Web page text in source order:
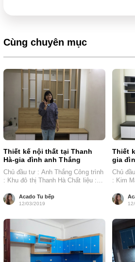
Cùng chuyên mục
Thiết kế nội thất tại Thanh
Hà-gia đình anh Thắng
Chủ đầu tư : Anh Thắng Công trình
: Khu đô thị Thanh Hà Chất liệu :
Acado Tu bếp
12/03/2019
Thiết
gia
Chủ
: Kim